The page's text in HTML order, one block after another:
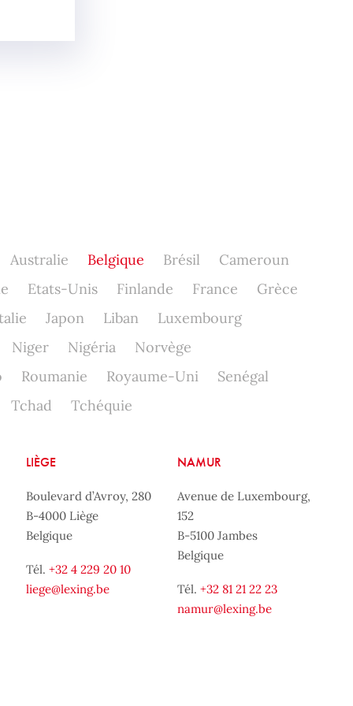
Australie Belgique Brésil
Cameroun
Etats-Unis Finlande France
Grèce
Japon Liban
Luxembourg
Niger
Nigéria
Norvège
Roumanie Royaume-Uni
Senégal
Tchad
Tchéquie
LIÈGE
Boulevard d’Avroy, 280
B-4000 Liège
Belgique
Tél. +32 4 229 20 10
liege@lexing.be
NAMUR
Avenue de Luxembourg,
152
B-5100 Jambes
Belgique
Tél.+32 81 21 22 23
namur@lexing.be